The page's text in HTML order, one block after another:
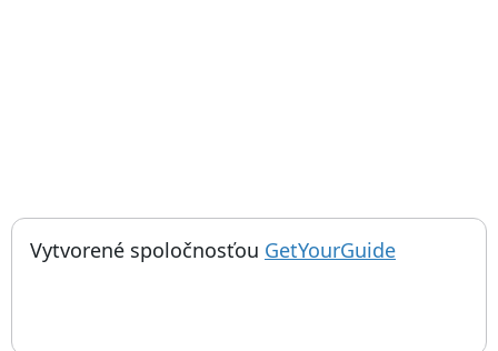
Things to do near Múzeum púšte Chiricahua, The
Vytvorené spoločnosťou GetYourGuide; otvorí sa